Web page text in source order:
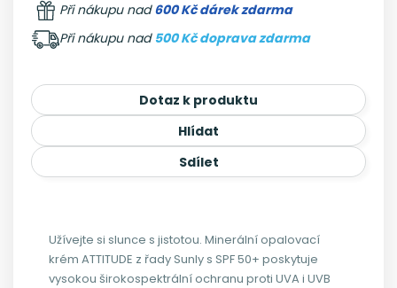
Při nákupu nad600 Kč dárek zdarma
Při nákupu nad 500 Kč doprava zdarma
Dotaz k produktu
Hlídat
Sdílet
Užívejte si slunce s jistotou. Minerální opalovací
krém ATTITUDE z řady Sunly s SPF 50+ poskytuje
vysokou širokospektrální ochranu proti UVA i UVB